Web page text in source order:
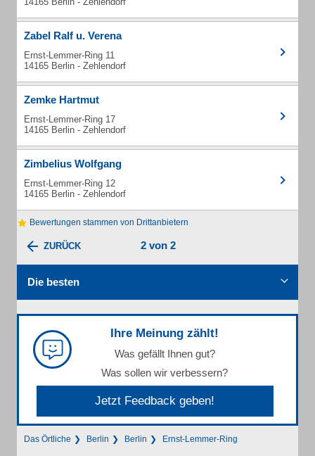
Zabel Ralf u. Verena
Ernst-Lemmer-Ring 11
14165 Berlin - Zehlendorf
Zemke Hartmut
Ernst-Lemmer-Ring 17
14165 Berlin - Zehlendorf
Zimbelius Wolfgang
Ernst-Lemmer-Ring 12
14165 Berlin - Zehlendorf
Bewertungen stammen von Drittanbietern
ZURÜCK 2 von 2
Die besten
Ihre Meinung zählt!
Was gefällt Ihnen gut?
Was sollen wir verbessern?
Jetzt Feedback geben!
Das Örtliche Berlin Berlin Ernst-Lemmer-Ring